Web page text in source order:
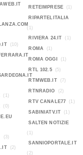
(10)
(1)
(0)
(3)
(2)
RETEIMPRESE (1)
RIPARTELITALIA
(1)
RIVIERA 24.IT
(1)
ROMA (1)
ROMA OGGI (1)
RTL 102.5 (5)
RTMWEB.IT (7)
RTNRADIO (2)
RTV CANALE77 (1)
SABINIATV.IT (1)
SALTEN NOTIZIE
(1)
SANNIOPORTALE.IT
(2)